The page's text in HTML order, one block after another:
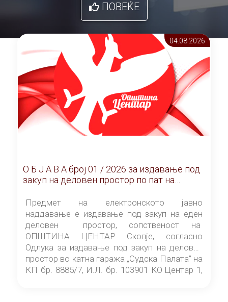
ПОВЕЌЕ
04.08 2026
О Б Ј А В А брoj 01 / 2026 за издавање под
закуп на деловен простор по пат на
ЕЛЕКТРОНСКО ЈАВНО НАДДАВАЊЕ
Предмет на електронското јавно
наддавање е издавање под закуп на еден
деловен простор, сопственост на
ОПШТИНА ЦЕНТАР Скопје, согласно
Одлука за издавање под закуп на деловен
простор во катна гаража „Судска Палата” на
КП бр. 8885/7, И.Л. бр. 103901 КО Центар 1,